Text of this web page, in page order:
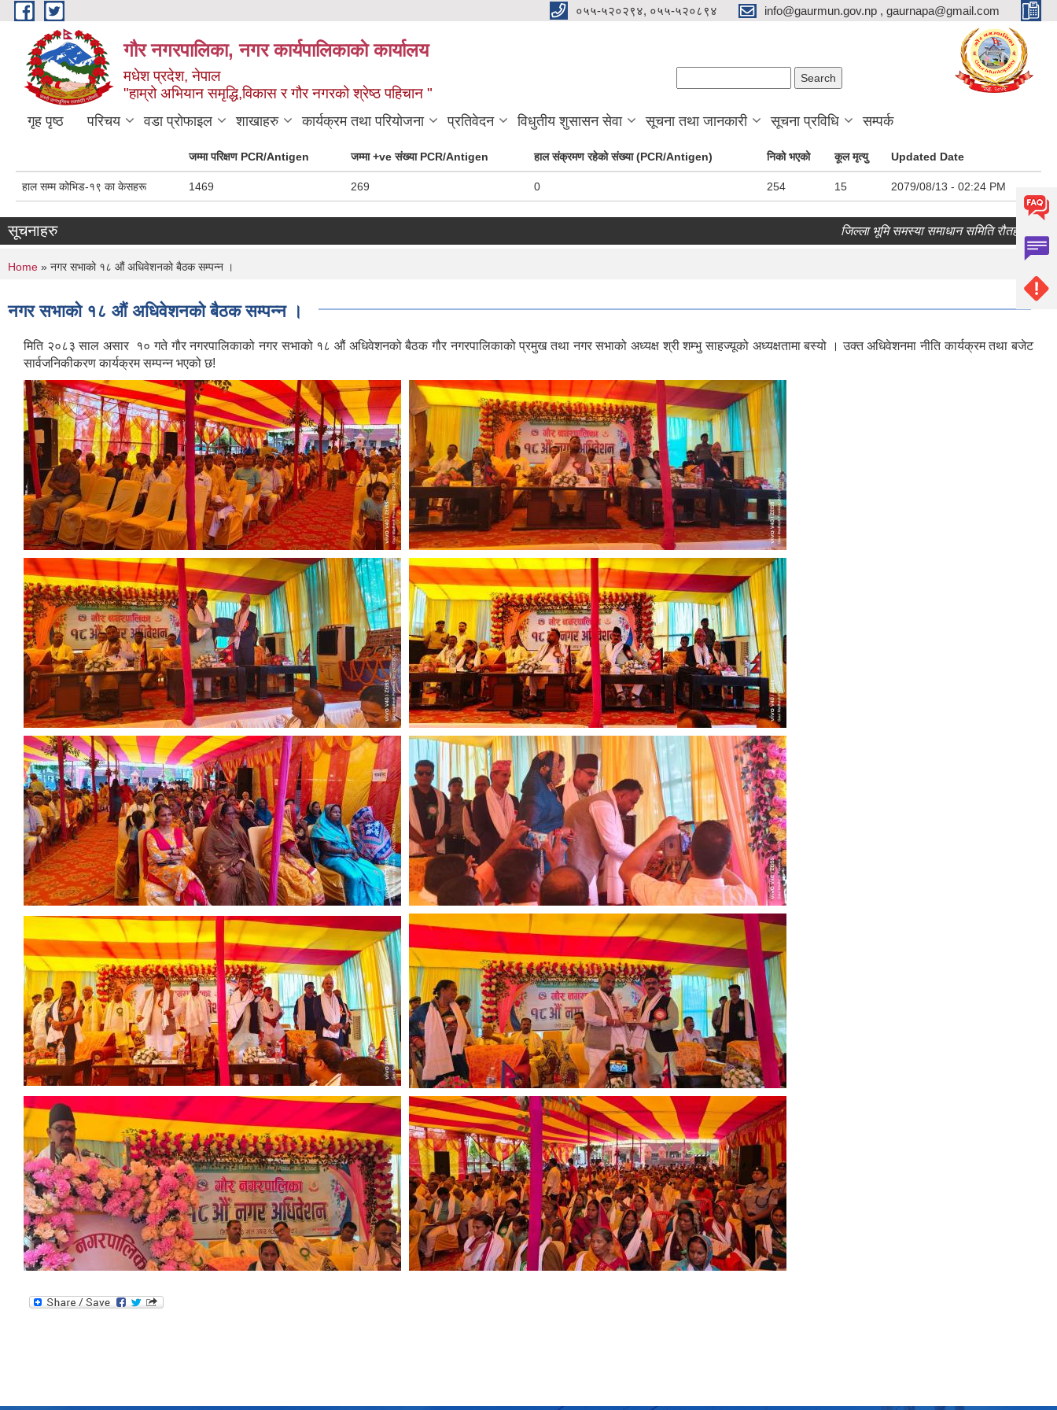
Skip to main content ०५५-५२०२९४, ०५५-५२०८९४ info@gaurmun.gov.np , gaurnapa@gmail.com
गौर नगरपालिका, नगर कार्यपालिकाकाे कार्यालय
मधेश प्रदेश, नेपाल
"हाम्रो अभियान समृद्धि,विकास र गौर नगरको श्रेष्ठ पहिचान "
गृह पृष्ठ परिचय वडा प्रोफाइल शाखाहरु कार्यक्रम तथा परियोजना प्रतिवेदन विधुतीय शुसासन सेवा सूचना तथा जानकारी सूचना प्रविधि सम्पर्क
जम्मा परिक्षण PCR/Antigen जम्मा +ve संख्या PCR/Antigen हाल संक्रमण रहेको संख्या (PCR/Antigen) निको भएको कूल मृत्यु Updated Date
हाल सम्म कोभिड-१९ का केसहरू 1469 269 0 254 15 2079/08/13 - 02:24 PM
सूचनाहरु जिल्ला भूमि समस्या समाधान समिति रौतहट गौरको २१
You are here
Home » नगर सभाको १८ औं अधिवेशनको बैठक सम्पन्न ।
नगर सभाको १८ औं अधिवेशनको बैठक सम्पन्न ।
मिति २०८३ साल असार १० गते गौर नगरपालिकाको नगर सभाको १८ औं अधिवेशनको बैठक गौर नगरपालिकाको प्रमुख तथा नगर सभाको अध्यक्ष श्री शम्भु साहज्यूको अध्यक्षतामा बस्यो । उक्त अधिवेशनमा नीति कार्यक्रम तथा बजेट
सार्वजनिकीकरण कार्यक्रम सम्पन्न भएको छ!